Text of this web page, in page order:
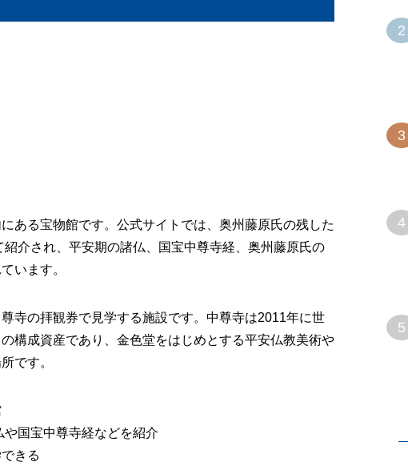
ある宝物館です。公式サイトでは、奥州藤原氏の残した
介され、平安期の諸仏、国宝中尊寺経、奥州藤原氏の
います。
寺の拝観券で見学する施設です。中尊寺は2011年に世
構成資産であり、金色堂をはじめとする平安仏教美術や
です。
国宝中尊寺経などを紹介
きる
2
3
4
5